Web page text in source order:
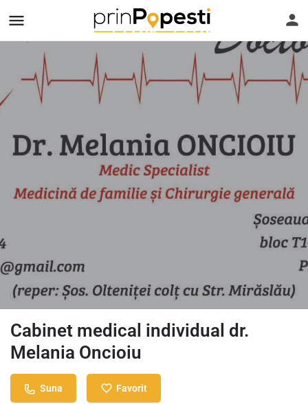
Cabinet medical individual dr.
Melania Oncioiu
Suna Favorit